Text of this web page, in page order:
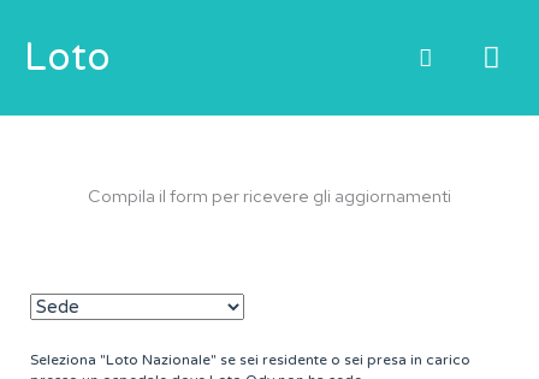
Loto
Compila il form per ricevere gli aggiornamenti